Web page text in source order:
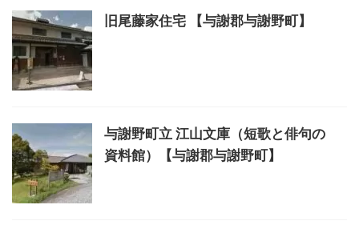
旧尾藤家住宅 【与謝郡与謝野町】
与謝野町立 江山文庫（短歌と俳句の
資料館）【与謝郡与謝野町】